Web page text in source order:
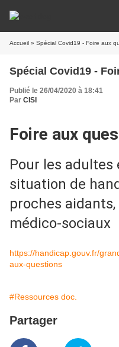
Accueil » Spécial Covid19 - Foire aux
Spécial Covid19 -
Publié le 26/04/2020 à 18:41
Par CISI
Foire aux
Pour les adultes
situation de
proches
médico-sociaux
https://handicap.gouv.fr/
aux-questions
#Ressources doc.
Partager